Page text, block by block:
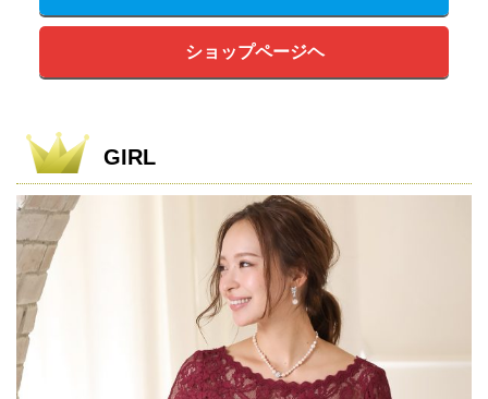
ショップページヘ
GIRL